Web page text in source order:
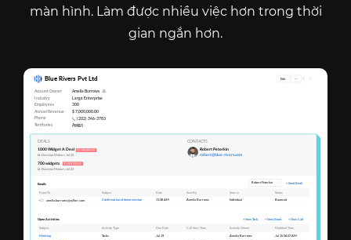
màn hình. Làm được nhiều việc hơn trong thời
gian ngắn hơn.